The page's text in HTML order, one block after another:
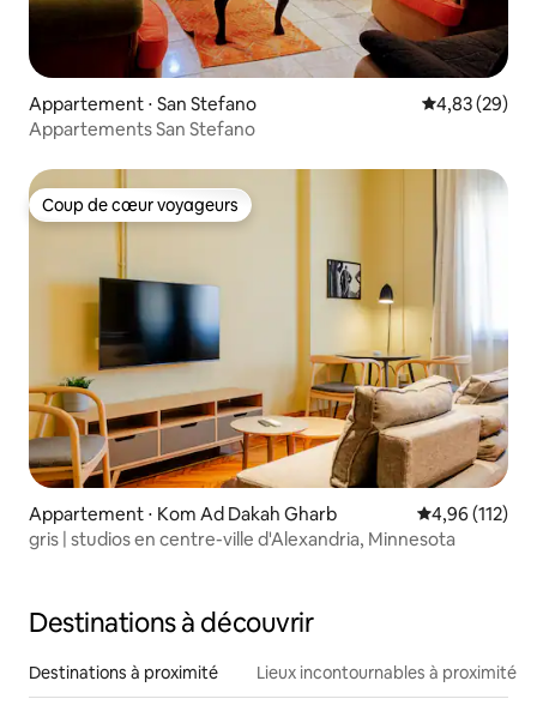
Appartement ⋅ San Stefano Évaluation
4,83 (29)
Appartements San Stefano
Coup de cœur voyageurs
Coup de cœur voyageurs
Appartement ⋅ Kom Ad Dakah Gharb Évaluation
4,96 (112)
gris | studios en centre-ville d'Alexandria, Minnesota
Destinations à découvrir
Destinations à proximité Lieux incontournables à proximité